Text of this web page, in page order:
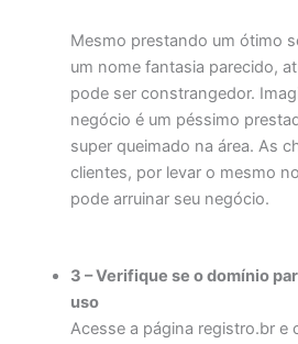
Mesmo prestando um ótimo
um nome fantasia parecido,
pode ser constrangedor.
negócio é um péssimo
super queimado na área. As
clientes, por levar o mesmo
pode arruinar seu negócio.
3 – Verifique se o domínio
uso
Acesse a página registro.br e